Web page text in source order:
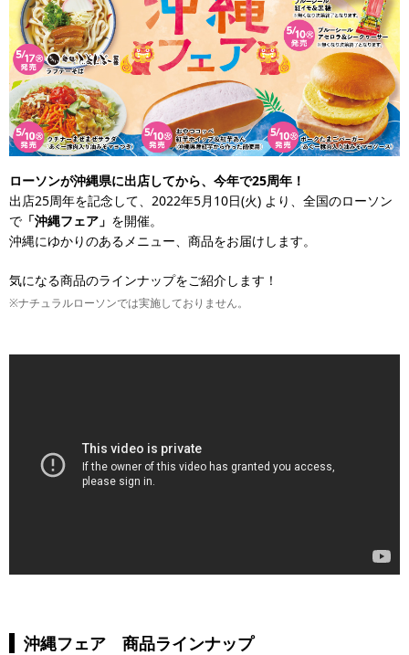
ローソンが沖縄県に出店してから、今年で25周年！
出店25周年を記念して、2022年5月10日(火) より、全国のローソン
で 「沖縄フェア」 を開催。
沖縄にゆかりのあるメニュー、商品をお届けします。
気になる商品のラインナップをご紹介します！
※ナチュラルローソンでは実施しておりません。
沖縄フェア 商品ラインナップ